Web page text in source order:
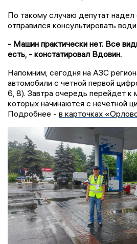
По такому случаю депутат надел
отправился консультировать
- Машин практически нет. Все
есть, - констатировал Вдовин.
Напомним, сегодня на АЗС
автомобили с четной первой
6, 8). Завтра очередь перейдет к
которых начинаются с нечетной
Подробнее - в карточках